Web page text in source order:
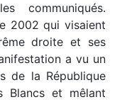
communiqués.
2002 qui visaient
droite et ses
a vu un
de la République
Blancs et mêlant